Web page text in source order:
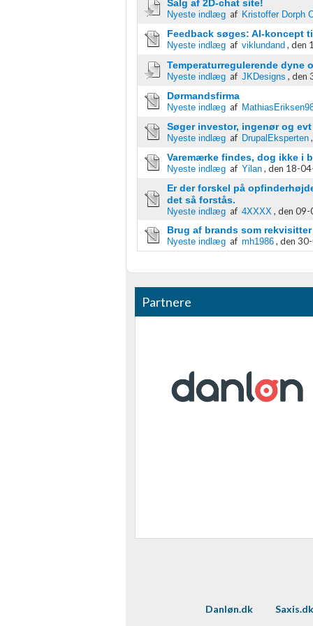
Salg af 2D-chat site!
Nyeste indlægaf Kristoffer Dorph
Feedback søges: AI-koncept
Nyeste indlægaf viklundand , den
Temperaturregulerende dyne
Nyeste indlægaf JKDesigns , den
Dørmandsfirma
Nyeste indlægaf
Søger investor, ingenør og
Nyeste indlægaf DrupalEksperten ,
Varemærke findes, dog ikke i
Nyeste indlægaf Yilan , den 18-
Er der forskel på
det så forstås.
Nyeste indlægaf 4XXXX , den 09-
Brug af brands som
Nyeste indlægaf mh1986 , den
Partnere
Danløn.dk Saxis.dk
Bruge præcise geografiske placeringsoplysninger
Identificere enheder baseret på aktivt anmodede oplysninger